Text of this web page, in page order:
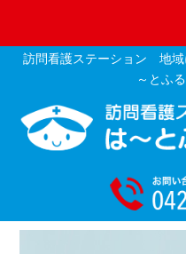
訪問看護ステーション 地域
～とふ